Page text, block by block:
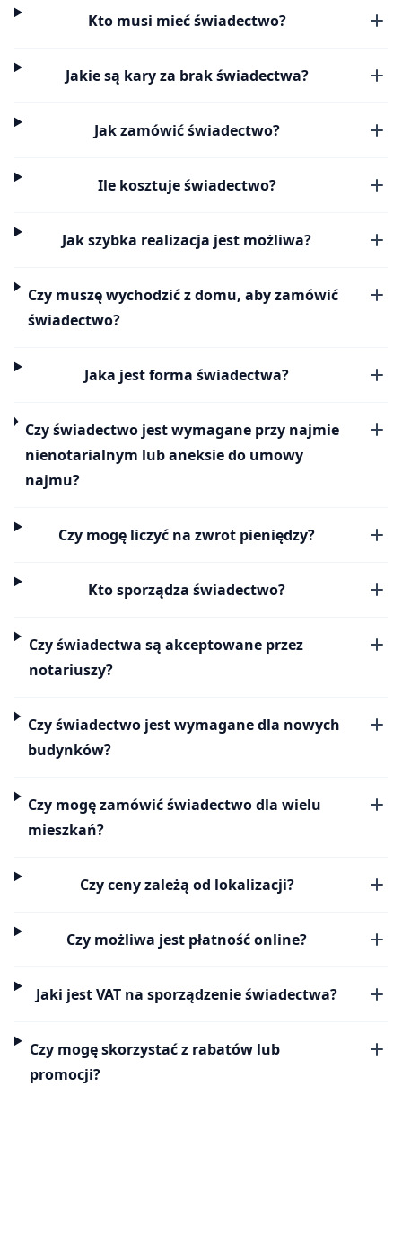
Kto musi mieć świadectwo?
Jakie są kary za brak świadectwa?
Jak zamówić świadectwo?
Ile kosztuje świadectwo?
Jak szybka realizacja jest możliwa?
Czy muszę wychodzić z domu, aby zamówić
świadectwo?
Jaka jest forma świadectwa?
Czy świadectwo jest wymagane przy najmie
nienotarialnym lub aneksie do umowy
najmu?
Czy mogę liczyć na zwrot pieniędzy?
Kto sporządza świadectwo?
Czy świadectwa są akceptowane przez
notariuszy?
Czy świadectwo jest wymagane dla nowych
budynków?
Czy mogę zamówić świadectwo dla wielu
mieszkań?
Czy ceny zależą od lokalizacji?
Czy możliwa jest płatność online?
Jaki jest VAT na sporządzenie świadectwa?
Czy mogę skorzystać z rabatów lub
promocji?